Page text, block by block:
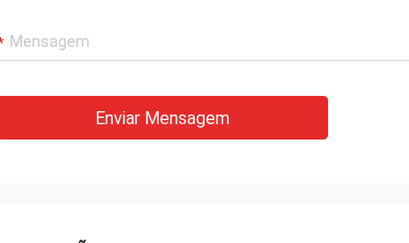
Enviar Mensagem